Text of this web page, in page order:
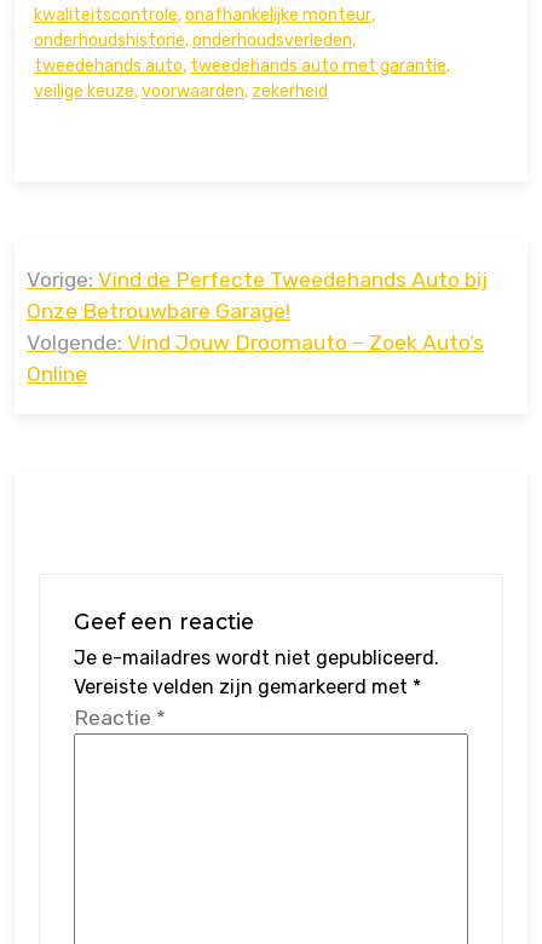
kwaliteitscontrole,onafhankelijke monteur,
onderhoudshistorie,onderhoudsverleden,
tweedehands auto, tweedehands auto met garantie,
veilige keuze,voorwaarden, zekerheid
navigatie
Vorige: Vind de Perfecte Tweedehands Auto bij
Onze Betrouwbare Garage!
Volgende: Vind Jouw Droomauto – Zoek Auto’s
Online
Geef een reactie
Je e-mailadres wordt niet gepubliceerd.
Vereiste velden zijn gemarkeerd met *
Reactie *